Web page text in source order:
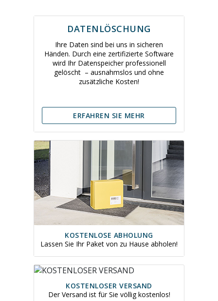
DATENLÖSCHUNG
Ihre Daten sind bei uns in sicheren
Händen. Durch eine zertifizierte Software
wird Ihr Datenspeicher professionell
gelöscht – ausnahmslos und ohne
zusätzliche Kosten!
ERFAHREN SIE MEHR
KOSTENLOSE ABHOLUNG
Lassen Sie Ihr Paket von zu Hause abholen!
KOSTENLOSER VERSAND
Der Versand ist für Sie völlig kostenlos!